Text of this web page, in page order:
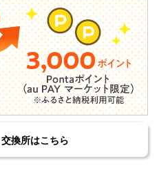
換所はこちら